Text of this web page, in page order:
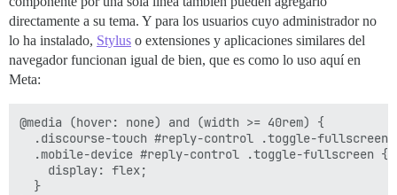
directamente a su tema. Y para los usuarios cuyo administrador no
lo ha instalado, Stylus o extensiones y aplicaciones similares del
navegador funcionan igual de bien, que es como lo uso aquí en
Meta:
@media (hover: none) and (width >= 40rem) {
  .discourse-touch #reply-control .toggle-fullscreen,
  .mobile-device #reply-control .toggle-fullscreen {
    display: flex;
  }